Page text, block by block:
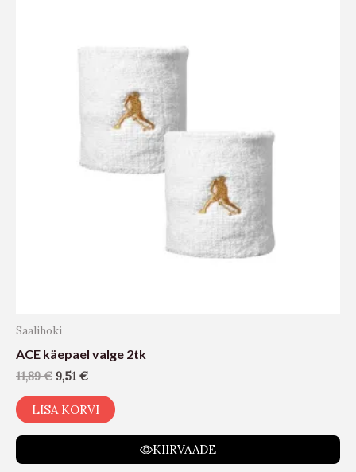
Saalihoki
ACE käepael valge 2tk
11,89€ 9,51 €
LISA KORVI
KIIRVAADE